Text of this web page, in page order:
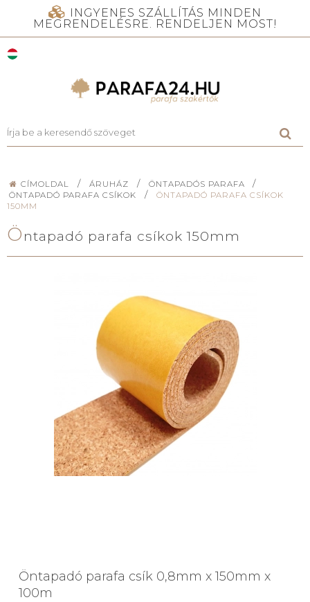
INGYENES SZÁLLÍTÁS MINDEN
MEGRENDELÉSRE. RENDELJEN MOST!
CÍMOLDAL / ÁRUHÁZ / ÖNTAPADÓS PARAFA /
ÖNTAPADÓ PARAFA CSÍKOK /
ÖNTAPADÓ PARAFA CSÍKOK
150MM
Ö ntapadó parafa csíkok 150mm
Öntapadó parafa csík 0,8mm x 150mm x
100m